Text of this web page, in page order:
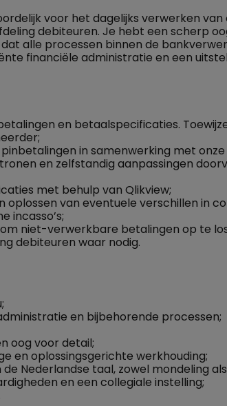
voor het dagelijks verwerken
debiteuren. Je hebt een scherp
alle processen binnen de
financiële administratie en een
en betaalspecificaties.
in samenwerking met
en zelfstandig aanpassingen
met behulp van Qlikview;
oplossen van eventuele verschillen in
incasso’s;
niet-verwerkbare betalingen op te
debiteuren waar nodig.
en bijbehorende processen;
oog voor detail;
en oplossingsgerichte werkhouding;
Nederlandse taal, zowel mondeling
en een collegiale instelling;